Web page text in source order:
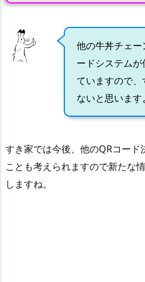
他の牛丼チェー
ードシステム
ていますので
ないと思います
すき家では今後、他のQRコード
ことも考えられますので新たな
しますね。